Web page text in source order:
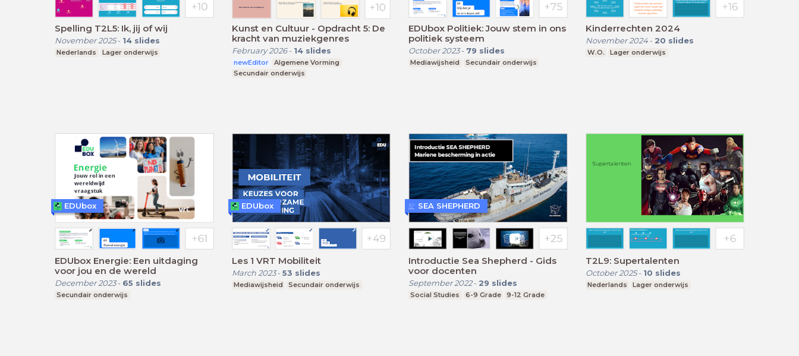
Spelling T2L5: Ik, jij of wij
November 2025- 14 slides
Nederlands Lager onderwijs
Kunst en Cultuur - Opdracht 5: De
kracht van muziekgenres
February 2026- 14 slides
newEditor
Algemene Vorming
Secundair onderwijs
EDUbox Politiek: Jouw stem in ons
politiek systeem
October 2023- 79 slides
Mediawijsheid Secundair onderwijs
Kinderrechten 2024
November 2024- 20 slides
W.O. Lager onderwijs
EDUbox Energie: Een uitdaging
voor jou en de wereld
December 2023- 65 slides
Secundair onderwijs
EDUbox
Les 1 VRT Mobiliteit
March 2023- 53 slides
Mediawijsheid Secundair onderwijs
EDUbox
Introductie Sea Shepherd - Gids
voor docenten
September 2022- 29 slides
Social Studies 6-9 Grade 9-12 Grade
SEA SHEPHERD
T2L9: Supertalenten
October 2025- 10 slides
Nederlands Lager onderwijs